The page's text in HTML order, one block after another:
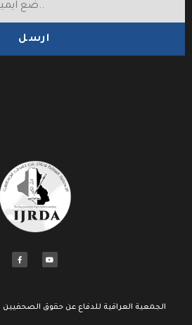
ارسل
الجمعية العراقية للدفاع عن حقوق الصحفيين